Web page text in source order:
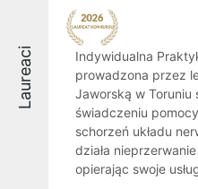
Laureaci
Indywidualna
prowadzona przez
Jaworską w Toruniu
świadczeniu
schorzeń układu
działa
opierając swoje